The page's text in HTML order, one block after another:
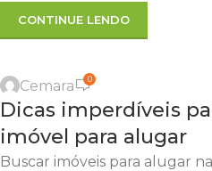
CONTINUE LENDO
22
SOL NASCENTE
Cemara 0
Dicas imperdíveis
imóvel para alugar
Buscar imóveis para alugar